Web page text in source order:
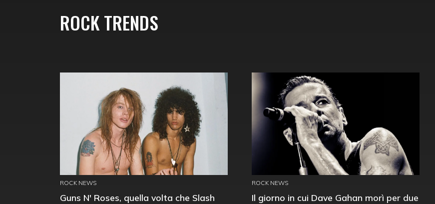
ROCK TRENDS
ROCK NEWS
Guns N' Roses, quella volta che Slash
ROCK NEWS
Il giorno in cui Dave Gahan morì per due